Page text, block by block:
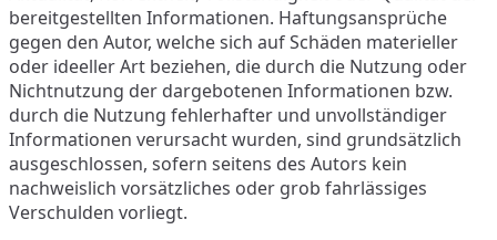
bereitgestellten Informationen. Haftungsansprüche
gegen den Autor, welche sich auf Schäden materieller
oder ideeller Art beziehen, die durch die Nutzung oder
Nichtnutzung der dargebotenen Informationen bzw.
durch die Nutzung fehlerhafter und unvollständiger
Informationen verursacht wurden, sind grundsätzlich
ausgeschlossen, sofern seitens des Autors kein
nachweislich vorsätzliches oder grob fahrlässiges
Verschulden vorliegt.